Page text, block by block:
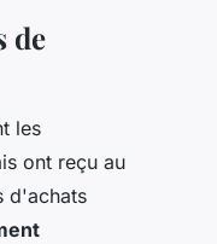
de
les
ont reçu au
d'achats